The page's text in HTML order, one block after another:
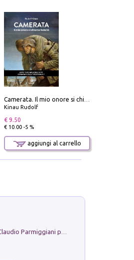
Kinau Rudolf
€ 9.50
€ 10.00 -5 %
aggiungi al carrello